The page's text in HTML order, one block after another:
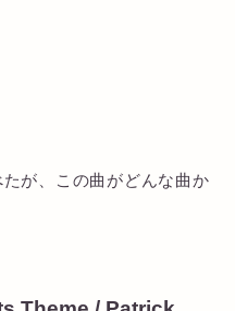
が、この曲がどんな曲か